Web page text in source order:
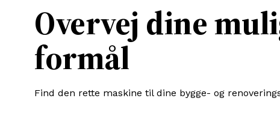
Overvej dine
formål
Find den rette maskine til dine bygge- og